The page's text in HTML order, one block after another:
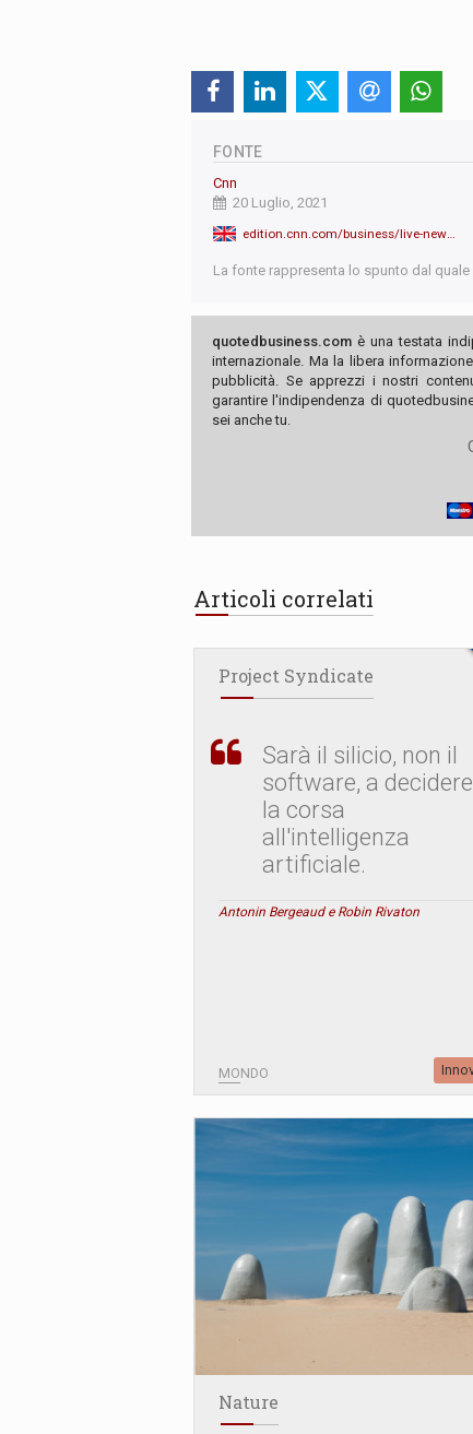
FONTE
Cnn
20 Luglio, 2021
La fonte rappresenta lo spunto dal
quotedbusiness.com è una testata
internazionale. Ma la libera
pubblicità. Se apprezzi i nostri
garantire l'indipendenza di
sei anche tu.
Articoli correlati
Project Syndicate
Sarà il silicio, non il
software, a decidere
la corsa
all'intelligenza
artificiale.
Antonin Bergeaud e Robin Rivaton
MONDO
Nature